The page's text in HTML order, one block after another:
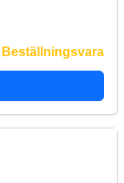
Beställningsvara